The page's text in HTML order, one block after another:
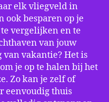
elk vliegveld in
ook besparen op je
vergelijken en te
van jouw
van vakantie? Het is
je op te halen bij het
Zo kan je zelf of
eenvoudig thuis